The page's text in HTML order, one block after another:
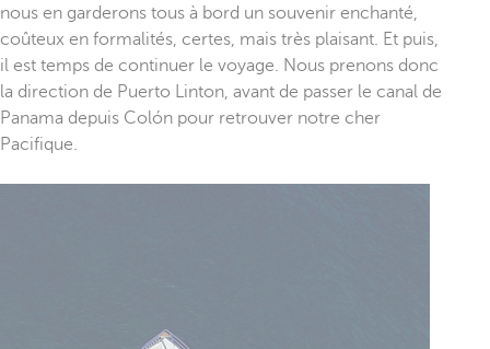
nous en garderons tous à bord un souvenir enchanté,
coûteux en formalités, certes, mais très plaisant. Et puis,
il est temps de continuer le voyage. Nous prenons donc
la direction de Puerto Linton, avant de passer le canal de
Panama depuis Colón pour retrouver notre cher
Pacifique.